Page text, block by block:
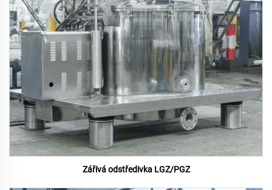
Zářivá odstředivka LGZ/PGZ